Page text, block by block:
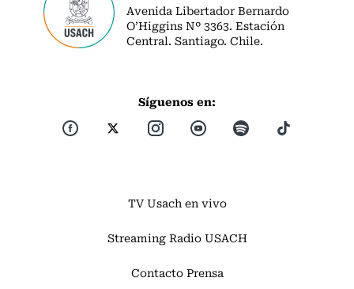
Avenida Libertador Bernardo
O’Higgins Nº 3363. Estación
Central. Santiago. Chile.
Síguenos en:
TV Usach en vivo
Streaming Radio USACH
Contacto Prensa